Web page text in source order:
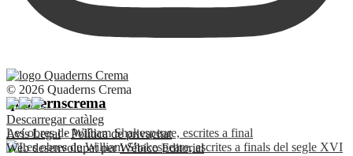
quadernscrema
Les obres de William Shakespeare, escrites a final
© 2026 Quaderns Crema
Descarregar catàleg
Avís Legal·Política de privacitat
Web desenvolupat perWébico Editorial